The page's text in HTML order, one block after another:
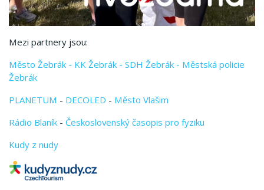
Mezi partnery jsou:
Město Žebrák - KK Žebrák - SDH Žebrák - Městská policie
Žebrák
PLANETUM - DECOLED - Město Vlašim
Rádio Blaník - Československý časopis pro fyziku
Kudy z nudy